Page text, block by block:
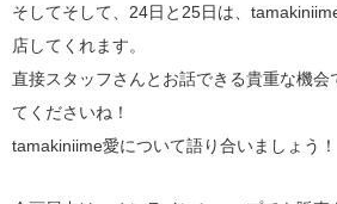
そしてそして、24日と25日は、
店してくれます。
直接スタッフさんとお話できる貴重な機
てくださいね！
tamakiniime愛について語り合いましょう！